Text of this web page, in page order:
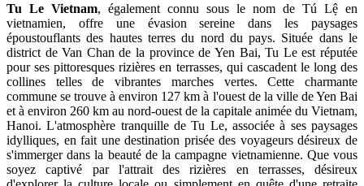
Tu Le Vietnam, également connu sous le nom de Tú Lệ en
vietnamien, offre une évasion sereine dans les paysages
époustouflants des hautes terres du nord du pays. Située dans le
district de Van Chan de la province de Yen Bai, Tu Le est réputée
pour ses pittoresques rizières en terrasses, qui cascadent le long des
collines telles de vibrantes marches vertes. Cette charmante
commune se trouve à environ 127 km à l'ouest de la ville de Yen Bai
et à environ 260 km au nord-ouest de la capitale animée du Vietnam,
Hanoi. L'atmosphère tranquille de Tu Le, associée à ses paysages
idylliques, en fait une destination prisée des voyageurs désireux de
s'immerger dans la beauté de la campagne vietnamienne. Que vous
soyez captivé par l'attrait des rizières en terrasses, désireux